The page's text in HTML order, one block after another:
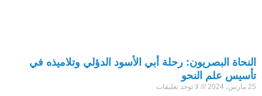
النحاة البصريون: رحلة أبي الأسود الدؤلي وتلاميذه في
تأسيس علم النحو
25 مارس، 2024 لا توجد تعليقات